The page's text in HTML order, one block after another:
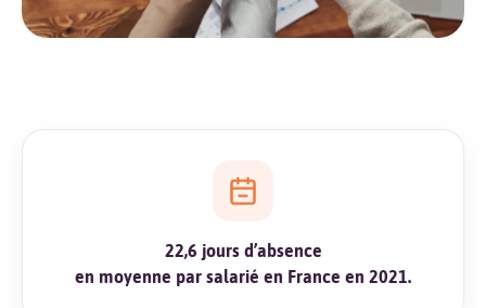
22,6 jours d’absence
en moyenne par salarié en France en 2021.